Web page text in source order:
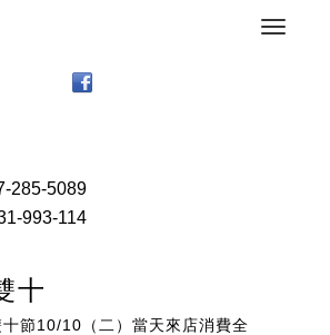
285-5089
993-114
十
節10/10（二）當天來店消費全